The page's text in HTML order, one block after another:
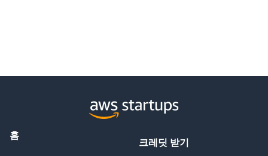
홈
크레딧 받기